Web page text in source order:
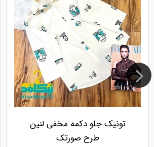
تونیک جلو دکمه مخفی لنین
طرح صورتک